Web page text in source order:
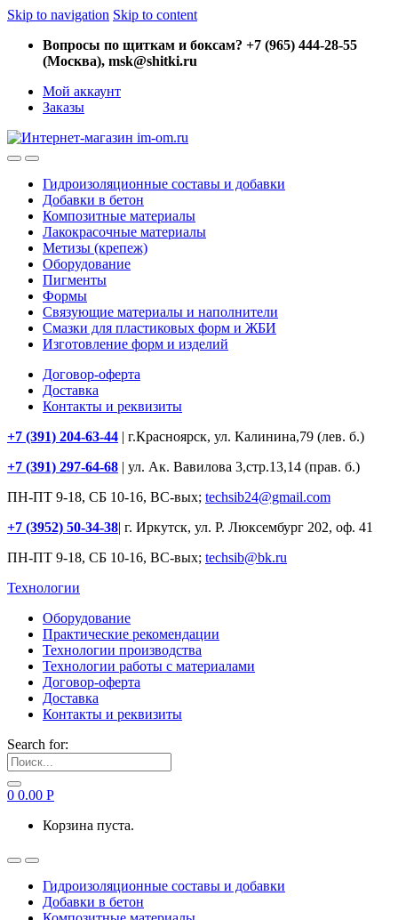
Skip to navigation Skip to content
Вопросы по щиткам и боксам? +7 (965) 444-28-55
(Москва), msk@shitki.ru
Мой аккаунт
Заказы
Гидроизоляционные составы и добавки
Добавки в бетон
Композитные материалы
Лакокрасочные материалы
Метизы (крепеж)
Оборудование
Пигменты
Формы
Связующие материалы и наполнители
Смазки для пластиковых форм и ЖБИ
Изготовление форм и изделий
Договор-оферта
Доставка
Контакты и реквизиты
+7 (391) 204-63-44 | г.Красноярск, ул. Калинина,79 (лев. б.)
+7 (391) 297-64-68 | ул. Ак. Вавилова 3,стр.13,14 (прав. б.)
ПН-ПТ 9-18, СБ 10-16, ВС-вых; techsib24@gmail.com
+7 (3952) 50-34-38| г. Иркутск, ул. Р. Люксембург 202, оф. 41
ПН-ПТ 9-18, СБ 10-16, ВС-вых; techsib@bk.ru
Технологии
Оборудование
Практические рекомендации
Технологии производства
Технологии работы с материалами
Договор-оферта
Доставка
Контакты и реквизиты
Search for:
0 0.00 Р
Корзина пуста.
Гидроизоляционные составы и добавки
Добавки в бетон